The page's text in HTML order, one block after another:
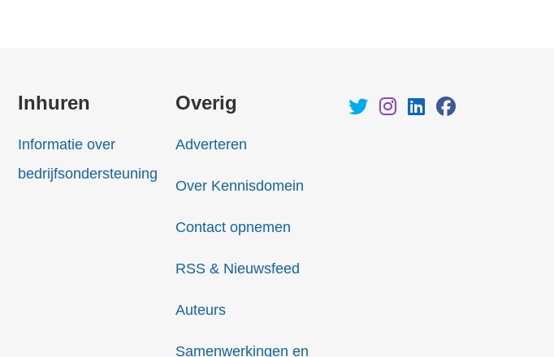
Inhuren
Informatie over
bedrijfsondersteuning
Overig
Adverteren
Over Kennisdomein
Contact opnemen
RSS & Nieuwsfeed
Auteurs
Samenwerkingen en